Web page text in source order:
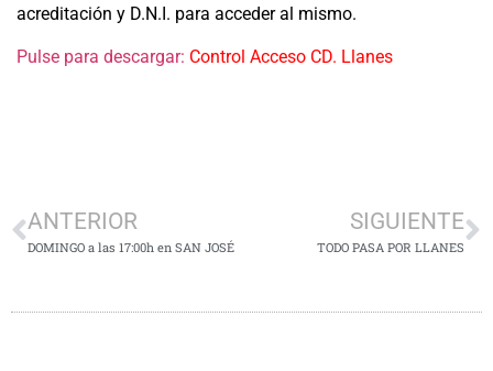
acreditación y D.N.I. para acceder al mismo.
Pulse para descargar: Control Acceso CD. Llanes
ANTERIOR
DOMINGO a las 17:00h en SAN JOSÉ
SIGUIENTE
TODO PASA POR LLANES